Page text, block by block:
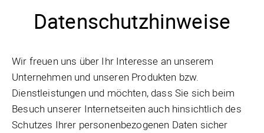
Datenschutzhinweise
Wir freuen uns über Ihr Interesse an unserem
Unternehmen und unseren Produkten bzw.
Dienstleistungen und möchten, dass Sie sich beim
Besuch unserer Internetseiten auch hinsichtlich des
Schutzes Ihrer personenbezogenen Daten sicher